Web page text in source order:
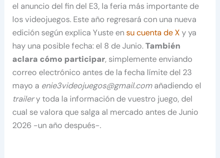
el anuncio del fin del E3, la feria más importante de
los videojuegos. Este año regresará con una nueva
edición según explica Yuste ensu cuenta de X y ya
hay una posible fecha: el 8 de Junio.También
aclara cómo participar, simplemente enviando
correo electrónico antes de la fecha límite del 23
mayo a enie3videojuegos@gmail.com añadiendo el
trailery toda la información de vuestro juego, del
cual se valora que salga al mercado antes de Junio
2026 -un año después-.